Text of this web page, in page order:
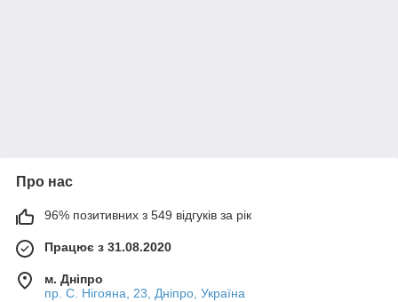
Про нас
96% позитивних з 549 відгуків за рік
Працює з 31.08.2020
м. Дніпро
пр. С. Нігояна, 23, Дніпро, Україна